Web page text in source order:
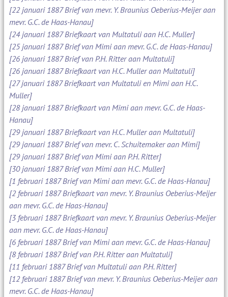
[22 januari 1887 Brief van mevr. Y. Braunius Oeberius-Meijer aan
mevr. G.C. de Haas-Hanau]
[24 januari 1887 Briefkaart van Multatuli aan H.C. Muller]
[25 januari 1887 Brief van Mimi aan mevr. G.C. de Haas-Hanau]
[26 januari 1887 Brief van P.H. Ritter aan Multatuli]
[26 januari 1887 Briefkaart van H.C. Muller aan Multatuli]
[27 januari 1887 Briefkaart van Multatuli en Mimi aan H.C.
Muller]
[28 januari 1887 Briefkaart van Mimi aan mevr. G.C. de Haas-
Hanau]
[29 januari 1887 Briefkaart van H.C. Muller aan Multatuli]
[29 januari 1887 Brief van mevr. C. Schuitemaker aan Mimi]
[29 januari 1887 Brief van Mimi aan P.H. Ritter]
[30 januari 1887 Brief van Mimi aan H.C. Muller]
[1 februari 1887 Brief van Mimi aan mevr. G.C. de Haas-Hanau]
[2 februari 1887 Briefkaart van mevr. Y. Braunius Oeberius-Meijer
aan mevr. G.C. de Haas-Hanau]
[3 februari 1887 Briefkaart van mevr. Y. Braunius Oeberius-Meijer
aan mevr. G.C. de Haas-Hanau]
[6 februari 1887 Brief van Mimi aan mevr. G.C. de Haas-Hanau]
[8 februari 1887 Brief van P.H. Ritter aan Multatuli]
[11 februari 1887 Brief van Multatuli aan P.H. Ritter]
[12 februari 1887 Brief van mevr. Y. Braunius Oeberius-Meijer aan
mevr. G.C. de Haas-Hanau]